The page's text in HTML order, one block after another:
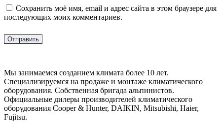
Сохранить моё имя, email и адрес сайта в этом браузере для
последующих моих комментариев.
Мы занимаемся созданием климата более 10 лет.
Специализируемся на продаже и монтаже климатического
оборудования. Собственная бригада альпинистов.
Официальные дилеры производителей климатического
оборудования Cooper & Hunter, DAIKIN, Mitsubishi, Haier,
Fujitsu.